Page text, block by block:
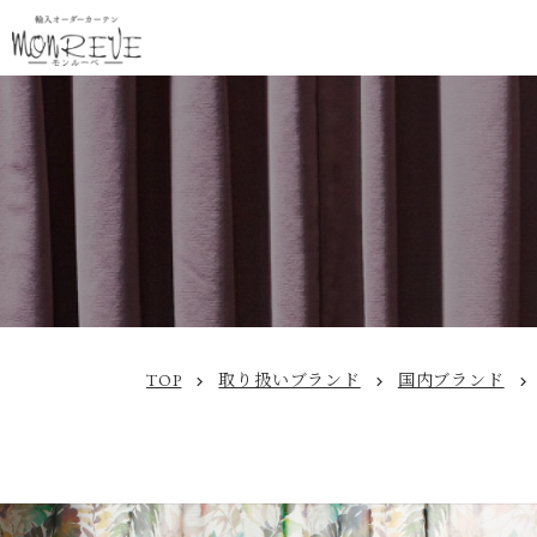
TOP chevron_right 取り扱いブランド chevron_right 国内ブランド chevron_right